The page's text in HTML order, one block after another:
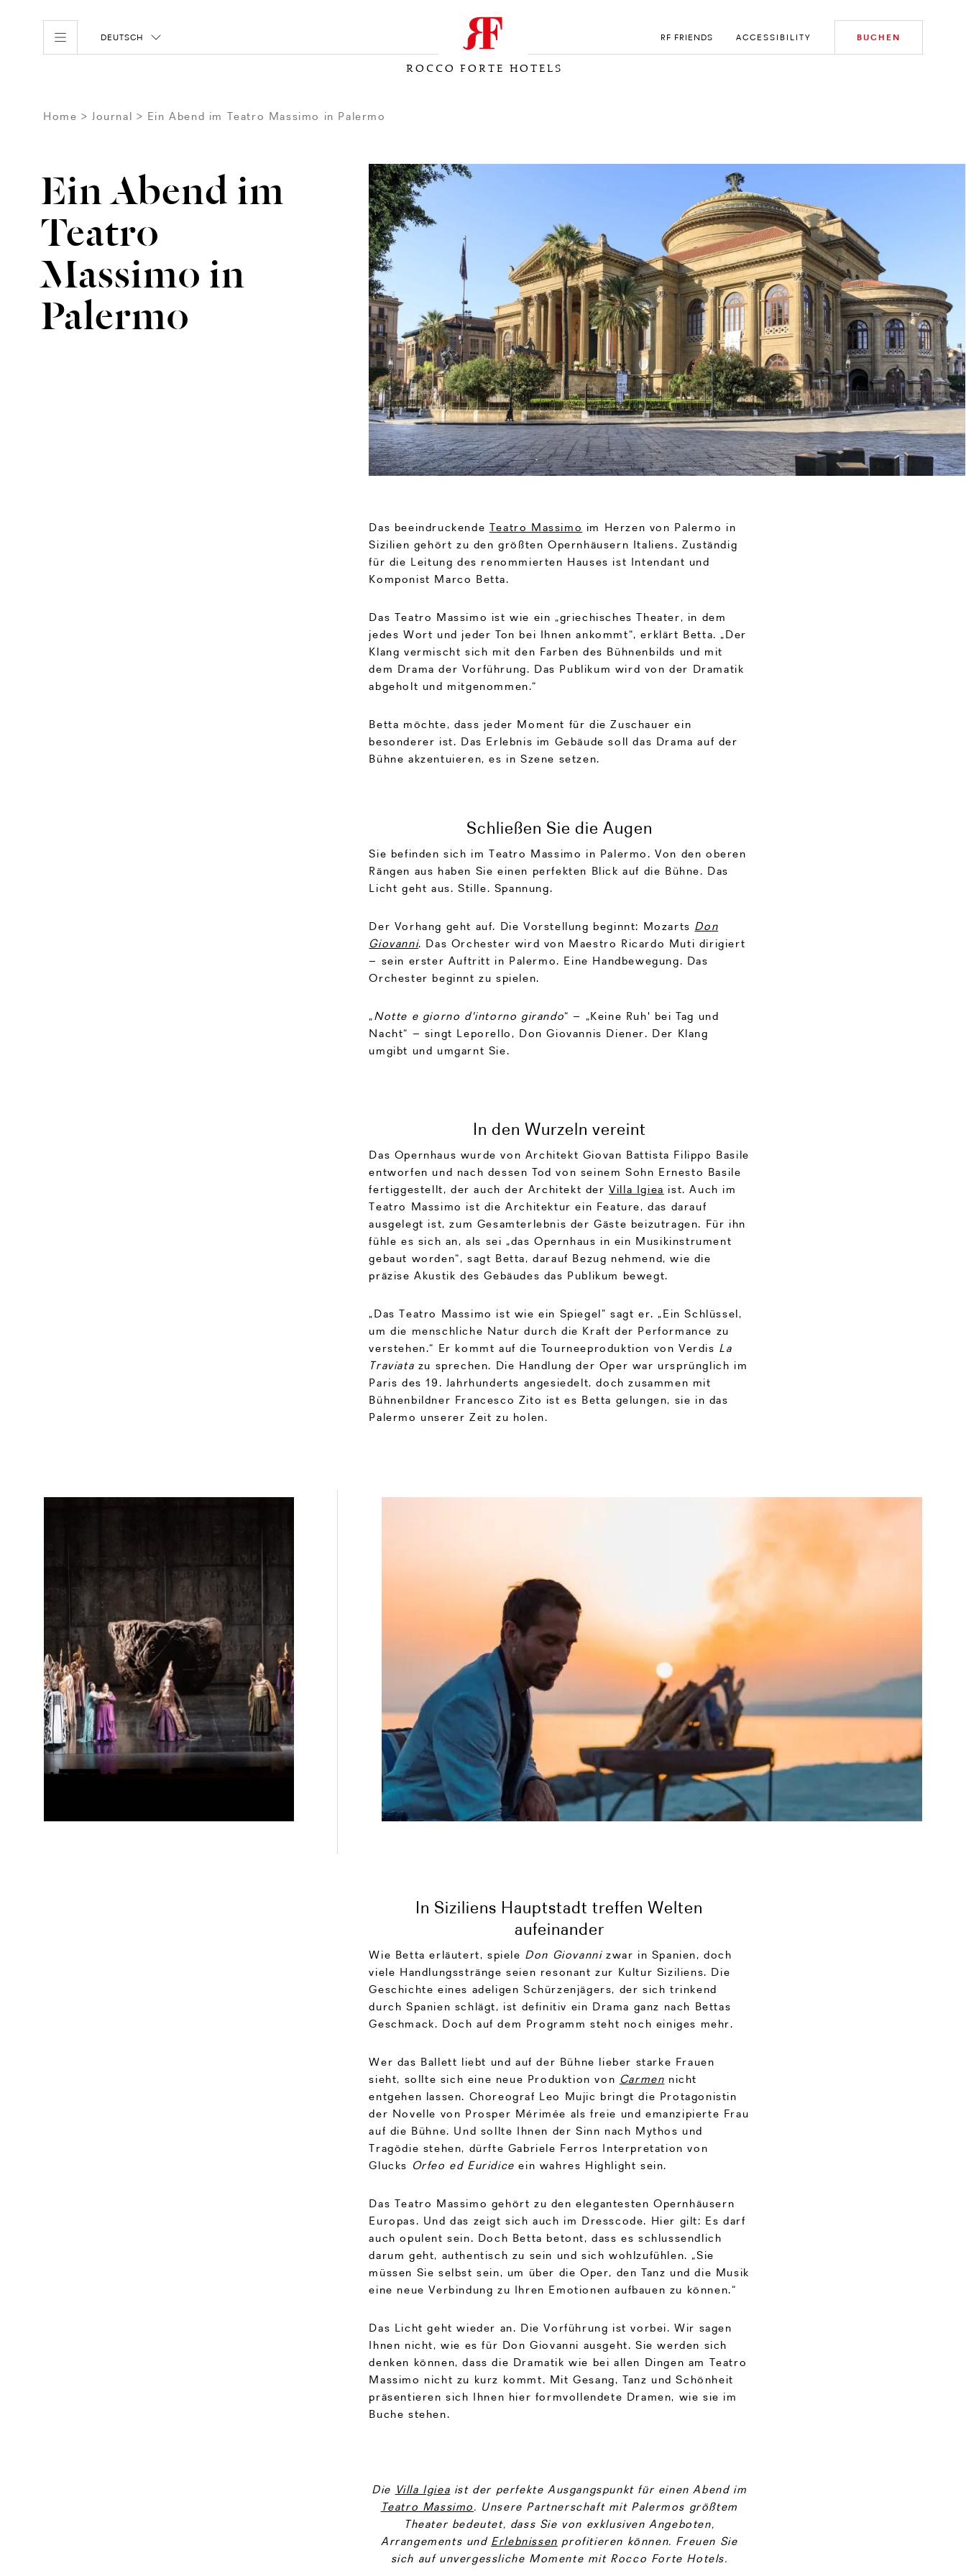
DEUTSCH
ROCCO FORTE HOTELS
RF FRIENDS ACCESSIBILITY BUCHEN
Home Journal Ein Abend im Teatro Massimo in Palermo
Ein Abend im
Teatro
Massimo in
Palermo
Das beeindruckende Teatro Massimo im Herzen von Palermo in
Sizilien gehört zu den größten Opernhäusern Italiens. Zuständig
für die Leitung des renommierten Hauses ist Intendant und
Komponist Marco Betta.
Das Teatro Massimo ist wie ein „griechisches Theater, in dem
jedes Wort und jeder Ton bei Ihnen ankommt“, erklärt Betta. „Der
Klang vermischt sich mit den Farben des Bühnenbilds und mit
dem Drama der Vorführung. Das Publikum wird von der Dramatik
abgeholt und mitgenommen.“
Betta möchte, dass jeder Moment für die Zuschauer ein
besonderer ist. Das Erlebnis im Gebäude soll das Drama auf der
Bühne akzentuieren, es in Szene setzen.
Schließen Sie die Augen
Sie befinden sich im Teatro Massimo in Palermo. Von den oberen
Rängen aus haben Sie einen perfekten Blick auf die Bühne. Das
Licht geht aus. Stille. Spannung.
Der Vorhang geht auf. Die Vorstellung beginnt: Mozarts Don
Giovanni. Das Orchester wird von Maestro Ricardo Muti dirigiert
– sein erster Auftritt in Palermo. Eine Handbewegung. Das
Orchester beginnt zu spielen.
„Notte e giorno d'intorno girando“ – „Keine Ruh' bei Tag und
Nacht“ – singt Leporello, Don Giovannis Diener. Der Klang
umgibt und umgarnt Sie.
In den Wurzeln vereint
Das Opernhaus wurde von Architekt Giovan Battista Filippo Basile
entworfen und nach dessen Tod von seinem Sohn Ernesto Basile
fertiggestellt, der auch der Architekt derVilla Igiea ist. Auch im
Teatro Massimo ist die Architektur ein Feature, das darauf
ausgelegt ist, zum Gesamterlebnis der Gäste beizutragen. Für ihn
fühle es sich an, als sei „das Opernhaus in ein Musikinstrument
gebaut worden“, sagt Betta, darauf Bezug nehmend, wie die
präzise Akustik des Gebäudes das Publikum bewegt.
„Das Teatro Massimo ist wie ein Spiegel” sagt er. „Ein Schlüssel,
um die menschliche Natur durch die Kraft der Performance zu
verstehen.“ Er kommt auf die Tourneeproduktion von Verdis La
Traviata zu sprechen. Die Handlung der Oper war ursprünglich im
Paris des 19. Jahrhunderts angesiedelt, doch zusammen mit
Bühnenbildner Francesco Zito ist es Betta gelungen, sie in das
Palermo unserer Zeit zu holen.
In Siziliens Hauptstadt treffen Welten
aufeinander
Wie Betta erläutert, spiele Don Giovannizwar in Spanien, doch
viele Handlungsstränge seien resonant zur Kultur Siziliens. Die
Geschichte eines adeligen Schürzenjägers, der sich trinkend
durch Spanien schlägt, ist definitiv ein Drama ganz nach Bettas
Geschmack. Doch auf dem Programm steht noch einiges mehr.
Wer das Ballett liebt und auf der Bühne lieber starke Frauen
sieht, sollte sich eine neue Produktion von Carmen nicht
entgehen lassen. Choreograf Leo Mujic bringt die Protagonistin
der Novelle von Prosper Mérimée als freie und emanzipierte Frau
auf die Bühne. Und sollte Ihnen der Sinn nach Mythos und
Tragödie stehen, dürfte Gabriele Ferros Interpretation von
Glucks Orfeo ed Euridice ein wahres Highlight sein.
Das Teatro Massimo gehört zu den elegantesten Opernhäusern
Europas. Und das zeigt sich auch im Dresscode. Hier gilt: Es darf
auch opulent sein. Doch Betta betont, dass es schlussendlich
darum geht, authentisch zu sein und sich wohlzufühlen. „Sie
müssen Sie selbst sein, um über die Oper, den Tanz und die Musik
eine neue Verbindung zu Ihren Emotionen aufbauen zu können.“
Das Licht geht wieder an. Die Vorführung ist vorbei. Wir sagen
Ihnen nicht, wie es für Don Giovanni ausgeht. Sie werden sich
denken können, dass die Dramatik wie bei allen Dingen am Teatro
Massimo nicht zu kurz kommt. Mit Gesang, Tanz und Schönheit
präsentieren sich Ihnen hier formvollendete Dramen, wie sie im
Buche stehen.
Die Villa Igiea ist der perfekte Ausgangspunkt für einen Abend im
Teatro Massimo. Unsere Partnerschaft mit Palermos größtem
Theater bedeutet, dass Sie von exklusiven Angeboten,
Arrangements und Erlebnissen profitieren können. Freuen Sie
sich auf unvergessliche Momente mit Rocco Forte Hotels.